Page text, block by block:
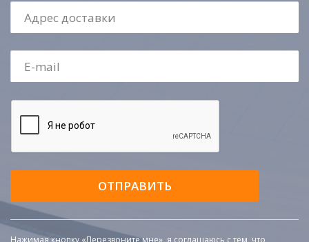
ОТПРАВИТЬ
Нажимая кнопку «Перезвоните мне», я соглашаюсь с тем, что